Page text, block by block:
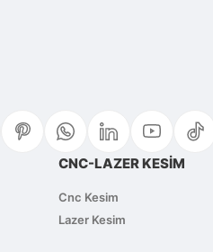
CNC-LAZER KESİM
Cnc Kesim
Lazer Kesim